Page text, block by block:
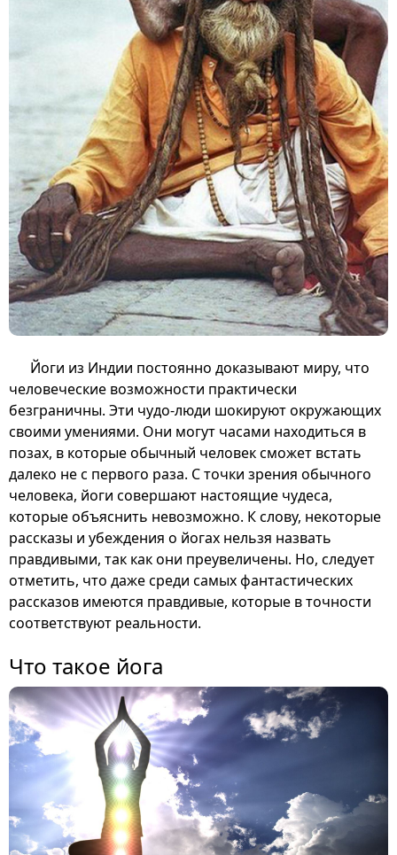
Йоги из Индии постоянно доказывают миру, что
человеческие возможности практически
безграничны. Эти чудо-люди шокируют окружающих
своими умениями. Они могут часами находиться в
позах, в которые обычный человек сможет встать
далеко не с первого раза. С точки зрения обычного
человека, йоги совершают настоящие чудеса,
которые объяснить невозможно. К слову, некоторые
рассказы и убеждения о йогах нельзя назвать
правдивыми, так как они преувеличены. Но, следует
отметить, что даже среди самых фантастических
рассказов имеются правдивые, которые в точности
соответствуют реальности.
Что такое йога